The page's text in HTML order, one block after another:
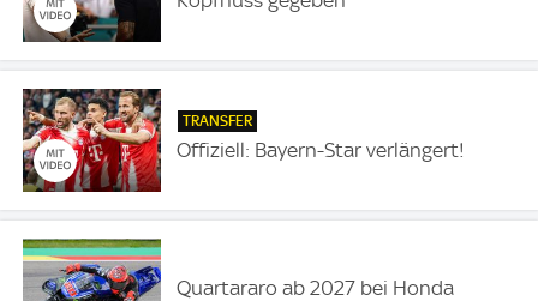
TRANSFER
Offiziell: Bayern-Star verlängert!
Quartararo ab 2027 bei Honda